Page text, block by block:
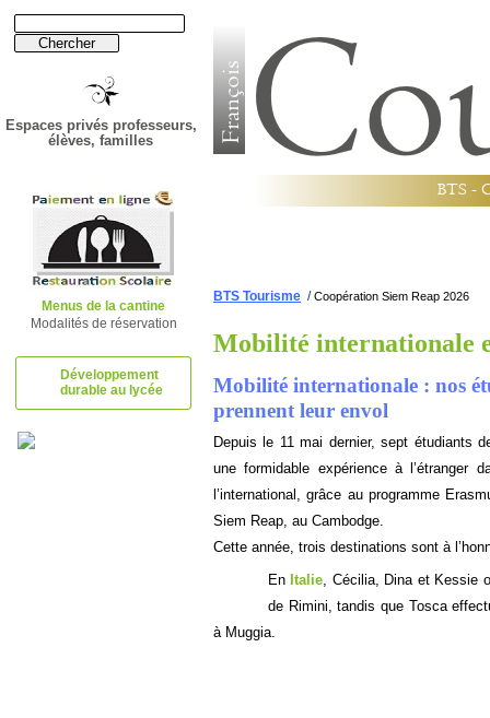
Espaces privés professeurs,
élèves, familles
Menus de la cantine
Modalités de réservation
Développement
durable au lycée
BTS -
Mobilité internationale
BTS Tourisme /Coopération Siem Reap 2026
Mobilité internationale : nos
prennent leur envol
Depuis le 11 mai dernier, sept étudiants
une formidable expérience à l’étranger
l’international, grâce au programme
Siem Reap, au Cambodge.
Cette année, trois destinations sont à
En Italie, Cécilia, Dina et Kessie
de Rimini, tandis que Tosca
à Muggia.